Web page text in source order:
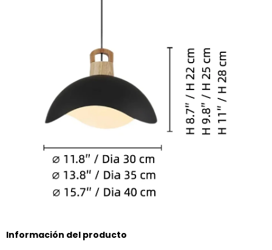
Información del producto